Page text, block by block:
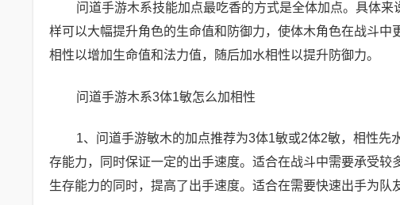
问道手游木系技能加点最吃香的方式是全体加点。具体
样可以大幅提升角色的生命值和防御力，使体木角色在战斗
相性以增加生命值和法力值，随后加水相性以提升防御力。
问道手游木系3体1敏怎么加相性
1、问道手游敏木的加点推荐为3体1敏或2体2敏，相性
存能力，同时保证一定的出手速度。适合在战斗中需要承受
生存能力的同时，提高了出手速度。适合在需要快速出手为队